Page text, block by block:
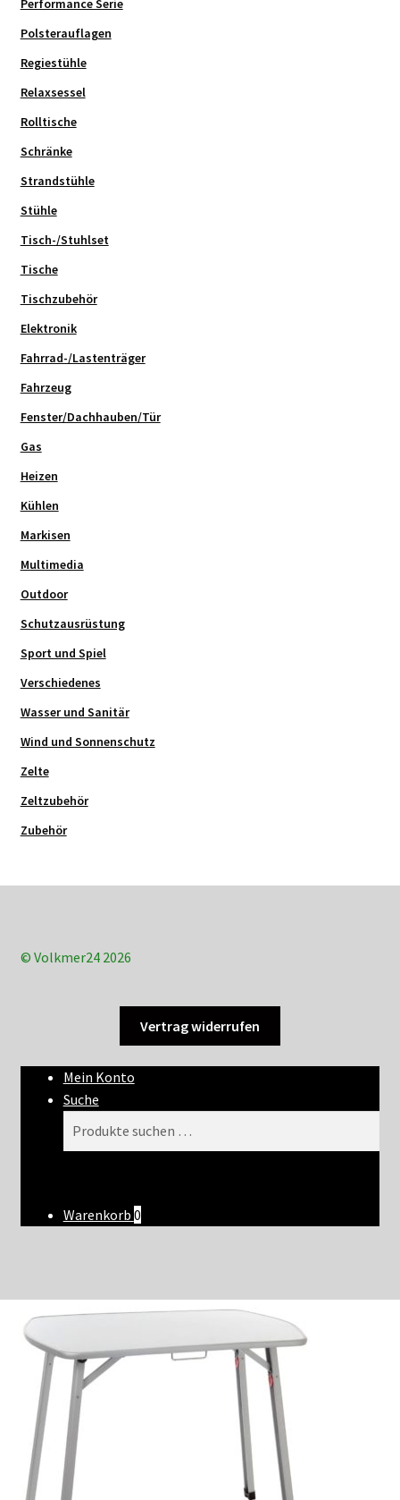
Performance Serie
Polsterauflagen
Regiestühle
Relaxsessel
Rolltische
Schränke
Strandstühle
Stühle
Tisch-/Stuhlset
Tische
Tischzubehör
Elektronik
Fahrrad-/Lastenträger
Fahrzeug
Fenster/Dachhauben/Tür
Gas
Heizen
Kühlen
Markisen
Multimedia
Outdoor
Schutzausrüstung
Sport und Spiel
Verschiedenes
Wasser und Sanitär
Wind und Sonnenschutz
Zelte
Zeltzubehör
Zubehör
© Volkmer24 2026
Vertrag widerrufen
Mein Konto
Suche
Warenkorb 0